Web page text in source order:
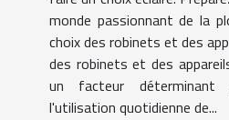
monde passionnant de la
choix des robinets et des
des robinets et des
un facteur
l'utilisation quotidienne de...